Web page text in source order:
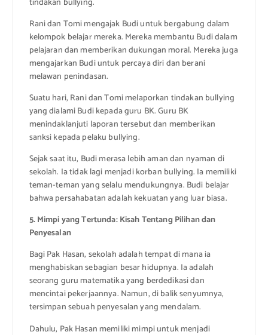
Rani dan Tomi mengajak Budi untuk bergabung dalam
kelompok belajar mereka. Mereka membantu Budi dalam
pelajaran dan memberikan dukungan moral. Mereka juga
mengajarkan Budi untuk percaya diri dan berani
melawan penindasan.
Suatu hari, Rani dan Tomi melaporkan tindakan bullying
yang dialami Budi kepada guru BK. Guru BK
menindaklanjuti laporan tersebut dan memberikan
sanksi kepada pelaku bullying.
Sejak saat itu, Budi merasa lebih aman dan nyaman di
sekolah. Ia tidak lagi menjadi korban bullying. Ia memiliki
teman-teman yang selalu mendukungnya. Budi belajar
bahwa persahabatan adalah kekuatan yang luar biasa.
5. Mimpi yang Tertunda: Kisah Tentang Pilihan dan
Penyesalan
Bagi Pak Hasan, sekolah adalah tempat di mana ia
menghabiskan sebagian besar hidupnya. Ia adalah
seorang guru matematika yang berdedikasi dan
mencintai pekerjaannya. Namun, di balik senyumnya,
tersimpan sebuah penyesalan yang mendalam.
Dahulu, Pak Hasan memiliki mimpi untuk menjadi